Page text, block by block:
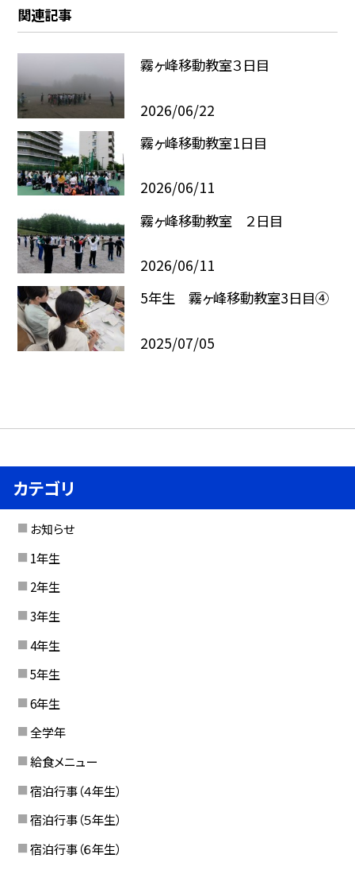
関連記事
霧ヶ峰移動教室３日目
2026/06/22
霧ヶ峰移動教室1日目
2026/06/11
霧ヶ峰移動教室 ２日目
2026/06/11
5年生 霧ヶ峰移動教室3日目④
2025/07/05
カテゴリ
お知らせ
1年生
2年生
3年生
4年生
5年生
6年生
全学年
給食メニュー
宿泊行事（４年生）
宿泊行事（５年生）
宿泊行事（６年生）